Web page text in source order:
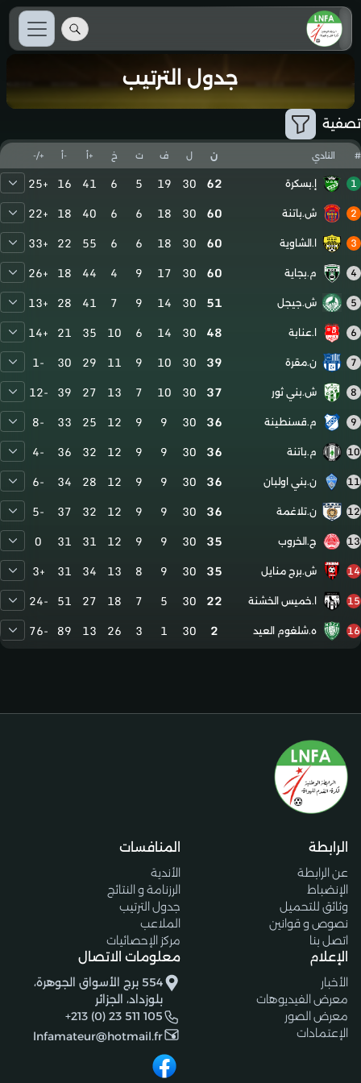
جدول الترتيب
تصفية
# النادي ن ل ف ت خ +أ -أ +/-
1 إ.بسكرة 62
30
19
5
6
41
16
+25
2 ش.باتنة 60
30
18
6
6
40
18
+22
3 ا.الشاوية 60
30
18
6
6
55
22
+33
4 م.بجاية 60
30
17
9
4
44
18
+26
5 ش.جيجل 51
30
14
9
7
41
28
+13
6 ا.عنابة 48
30
14
6
10
35
21
+14
7 ن.مقرة 39
30
10
9
11
29
30
-1
8 ش.بني ثور 37
30
10
7
13
27
39
-12
9 م.قسنطينة 36
30
9
9
12
25
33
-8
10 م.باتنة 36
30
9
9
12
32
36
-4
11 ن.بني اولبان 36
30
9
9
12
28
34
-6
12 ن.تلاغمة 36
30
9
9
12
32
37
-5
13 ج.الخروب 35
30
9
9
12
31
31
0
14 ش.برج منايل 35
30
9
8
13
34
31
+3
15 ا.خميس الخشنة 22
30
5
7
18
27
51
-24
16 ه.شلغوم العيد 2
30
1
3
26
13
89
-76
الرابطة
عن الرابطة
الإنضباط
وثائق للتحميل
نصوص و قوانين
اتصل بنا
المنافسات
الأندية
الرزنامة و النتائج
جدول الترتيب
الملاعب
مركز الإحصائيات
الإعلام
الأخبار
معرض الفيديوهات
معرض الصور
الإعتمادات
معلومات الاتصال
554 برج الأسواق الجوهرة،
بلوزداد، الجزائر
+213 (0) 23 511 105
lnfamateur@hotmail.fr